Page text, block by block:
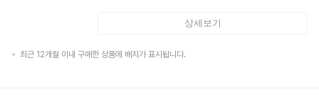
상세보기
최근 12개월 이내 구매한 상품에 배지가 표시됩니다.